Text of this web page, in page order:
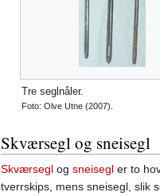
Tre seglnåler.
Foto: Olve Utne (2007).
Skværsegl og sneisegl
Skværsegl og sneisegl er to
tverrskips, mens sneisegl, slik